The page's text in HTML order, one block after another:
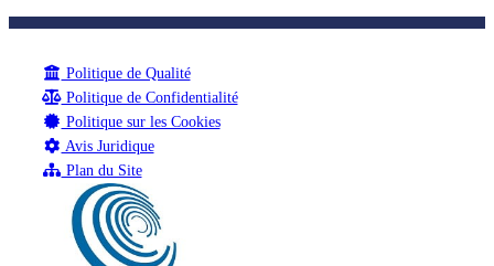
Politique de Qualité
Politique de Confidentialité
Politique sur les Cookies
Avis Juridique
Plan du Site